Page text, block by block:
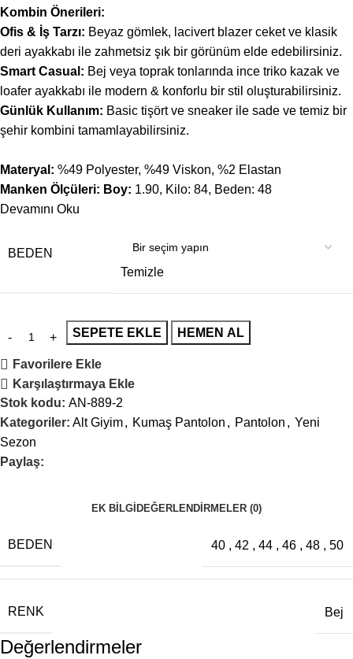
Kombin Önerileri:
Ofis & İş Tarzı: Beyaz gömlek, lacivert blazer ceket ve klasik
deri ayakkabı ile zahmetsiz şık bir görünüm elde edebilirsiniz.
Smart Casual: Bej veya toprak tonlarında ince triko kazak ve
loafer ayakkabı ile modern & konforlu bir stil oluşturabilirsiniz.
Günlük Kullanım: Basic tişört ve sneaker ile sade ve temiz bir
şehir kombini tamamlayabilirsiniz.
Materyal: %49 Polyester, %49 Viskon, %2 Elastan
Manken Ölçüleri: Boy: 1.90, Kilo: 84, Beden: 48
Devamını Oku
BEDEN
Temizle
SEPETE EKLE HEMEN AL
Favorilere Ekle
Karşılaştırmaya Ekle
Stok kodu: AN-889-2
Kategoriler: Alt Giyim, Kumaş Pantolon , Pantolon , Yeni
Sezon
Paylaş:
EK BILGI DEĞERLENDIRMELER (0)
BEDEN 40 , 42 , 44 , 46 , 48 , 50
RENK Bej
Değerlendirmeler